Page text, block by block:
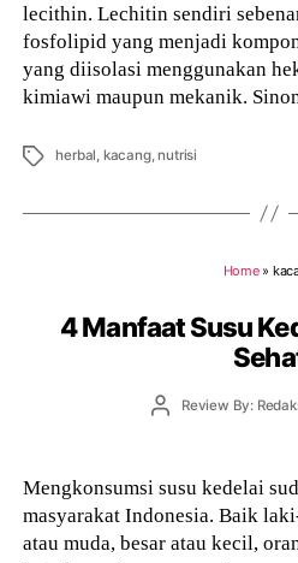
lecithin. Lechitin sendiri
fosfolipid yang menjadi
yang diisolasi menggunakan
kimiawi maupun mekanik.
Tags herbal, kacang,nutrisi
Home»
4 Manfaat Susu
PostReview By:
Mengkonsumsi susu kedelai
masyarakat Indonesia. Baik
atau muda, besar atau kecil,